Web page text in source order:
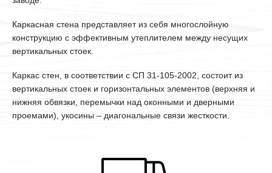
Каркасная стена представляет из себя многослойную
конструкцию с эффективным утеплителем между несущих
вертикальных стоек.
Каркас стен, в соответствии с СП 31-105-2002, состоит из
вертикальных стоек и горизонтальных элементов (верхняя и
нижняя обвязки, перемычки над оконными и дверными
проемами), укосины – диагональные связи жесткости.